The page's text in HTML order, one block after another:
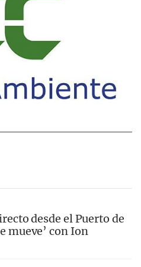
desde el Puerto de
mueve’ con Ion